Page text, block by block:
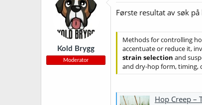
o
r
:
Kold Brygg
Moderator
Første resultat av søk
Methods for controlling
accentuate or reduce it,
strain selection and
and dry-hop form, timing,
Hop Creep –